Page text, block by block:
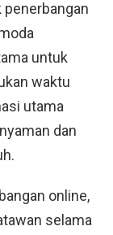
untuk
waktu
utama
dan
online,
selama